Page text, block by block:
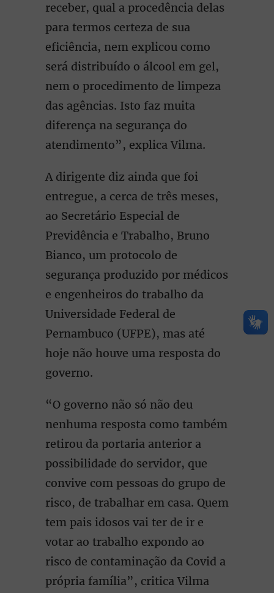
receber, qual a procedência delas
para termos certeza de sua
eficiência, nem explicou como
será distribuído o álcool em gel,
nem o procedimento de limpeza
das agências. Isto faz muita
diferença na segurança do
atendimento”, explica Vilma.
A dirigente diz ainda que foi
entregue, a cerca de três meses,
ao Secretário Especial de
Previdência e Trabalho, Bruno
Bianco, um protocolo de
segurança produzido por médicos
e engenheiros do trabalho da
Universidade Federal de
Pernambuco (UFPE), mas até
hoje não houve uma resposta do
governo.
“O governo não só não deu
nenhuma resposta como também
retirou da portaria anterior a
possibilidade do servidor, que
convive com pessoas do grupo de
risco, de trabalhar em casa. Quem
tem pais idosos vai ter de ir e
votar ao trabalho expondo ao
risco de contaminação da Covid a
própria família”, critica Vilma